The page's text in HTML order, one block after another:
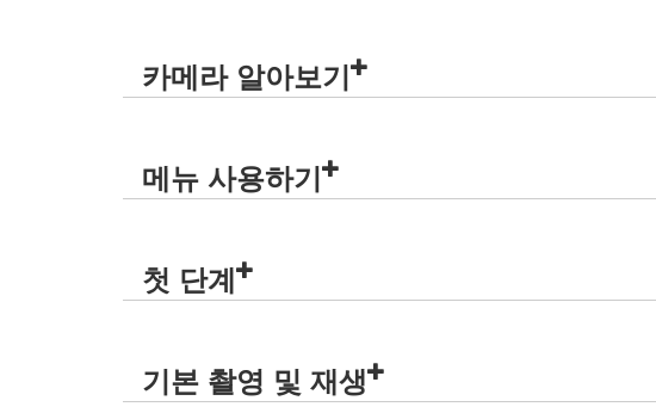
카메라 알아보기
메뉴 사용하기
첫 단계
기본 촬영 및 재생